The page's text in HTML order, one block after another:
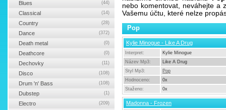
nebo komentovat, neváhejte a
Vašemu účtu, které nelze
Pop
Kylie Minogue - Like A Drug
Interpret:
Kylie Minogue
Název Mp3:
Like A Drug
Styl Mp3:
Pop
Hodnoceno:
0x
Staženo:
0x
Madonna - Frozen
Blues (44)
Classical (14)
Country (28)
Dance (372)
Death metal (0)
Deathcore (0)
Dechovky (11)
Disco (108)
Drum 'n' Bass (108)
Dubstep (1)
Electro (209)